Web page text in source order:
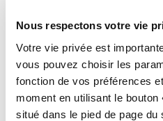
Nous respectons votre vie
Votre vie privée est
vous pouvez choisir les
fonction de vos préférences
moment en utilisant le
situé dans le pied de page
Borne du Chemin de Saint
Piazza del Duomo, Pistoia -